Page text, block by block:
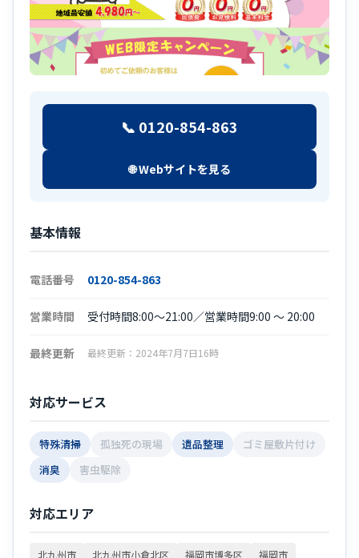
📞 0120-854-863
🌐 Webサイトを見る
基本情報
電話番号 0120-854-863
営業時間 受付時間8:00～21:00／営業時間9:00 ～ 20:00
最終更新 最終更新：2024年7月7日16時
対応サービス
特殊清掃 孤独死の現場 遺品整理
ゴミ屋敷片付け
消臭
害虫駆除
対応エリア
北九州市 北九州市小倉北区 福岡市博多区
福岡市